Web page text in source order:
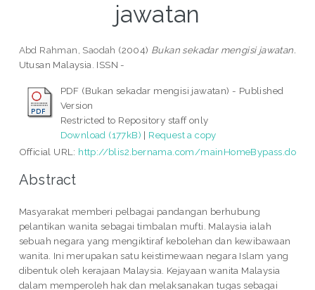
jawatan
Abd Rahman, Saodah (2004) Bukan sekadar mengisi jawatan.
Utusan Malaysia. ISSN -
PDF (Bukan sekadar mengisi jawatan) - Published
Version
Restricted to Repository staff only
Download (177kB) | Request a copy
Official URL: http://blis2.bernama.com/mainHomeBypass.do
Abstract
Masyarakat memberi pelbagai pandangan berhubung
pelantikan wanita sebagai timbalan mufti. Malaysia ialah
sebuah negara yang mengiktiraf kebolehan dan kewibawaan
wanita. Ini merupakan satu keistimewaan negara Islam yang
dibentuk oleh kerajaan Malaysia. Kejayaan wanita Malaysia
dalam memperoleh hak dan melaksanakan tugas sebagai